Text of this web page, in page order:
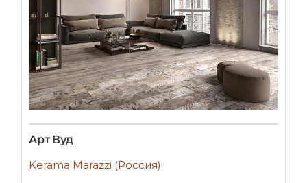
Арт Вуд
Kerama Marazzi (Россия)